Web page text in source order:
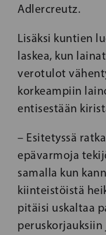
Adlercreutz.
Lisäksi kuntien
laskea, kun
verotulot
korkeampiin
entisestään
– Esitetyssä
epävarmoja
samalla kun
kiinteistöistä
pitäisi uskaltaa